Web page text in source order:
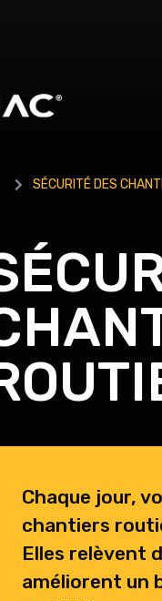
SÉCURITÉ DES
Chaque jour,
chantiers
Elles relèvent
améliorent un